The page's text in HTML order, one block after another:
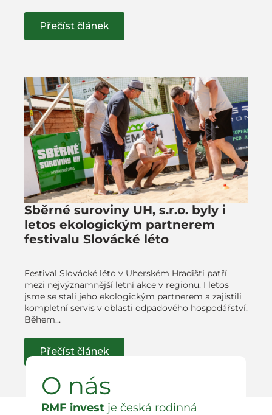
Přečíst článek
Sběrné suroviny UH, s.r.o. byly i
letos ekologickým partnerem
festivalu Slovácké léto
Festival Slovácké léto v Uherském Hradišti patří
mezi nejvýznamnější letní akce v regionu. I letos
jsme se stali jeho ekologickým partnerem a zajistili
kompletní servis v oblasti odpadového hospodářství.
Během…
Přečíst článek
O nás
RMF invest je česká rodinná